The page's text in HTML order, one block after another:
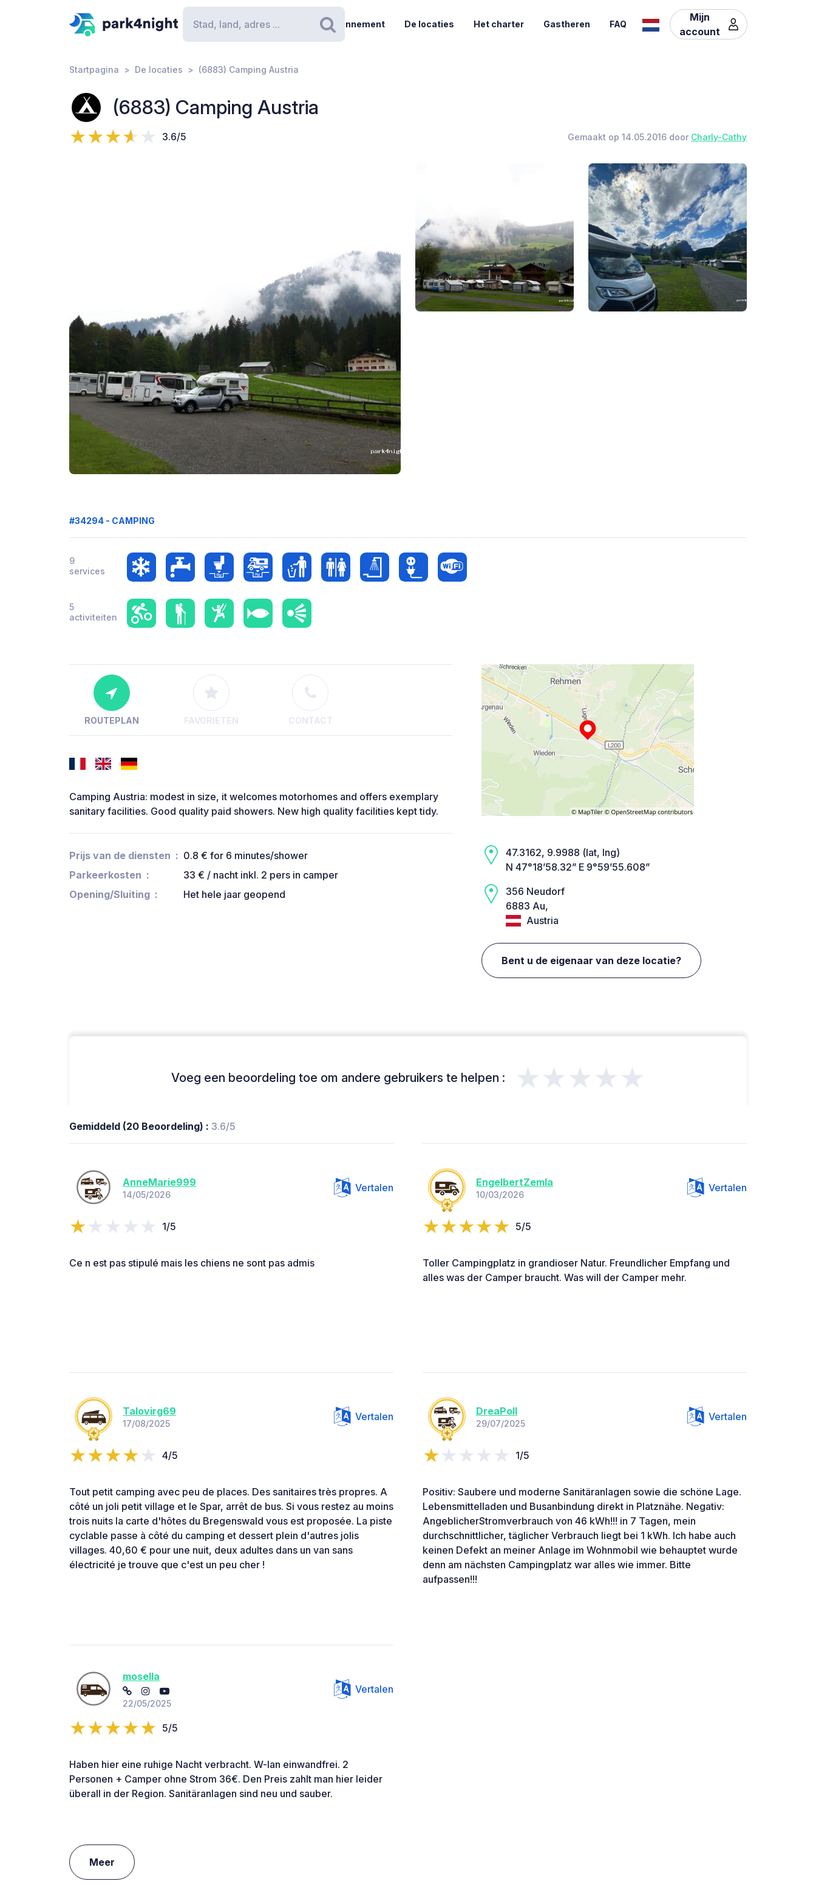
Zoeken
Abonnement De locaties Het charter Gastheren FAQ
Mijn
account
Startpagina De locaties (6883) Camping Austria
(6883) Camping Austria
3.6/5 Gemaakt op 14.05.2016 door Charly-Cathy
#34294 - CAMPING
9
services
5
activiteiten
ROUTEPLAN FAVORIETEN CONTACT
Camping Austria: modest in size, it welcomes motorhomes and offers exemplary
sanitary facilities. Good quality paid showers. New high quality facilities kept tidy.
Prijs van de diensten
0.8 € for 6 minutes/shower
Parkeerkosten
33 € / nacht inkl. 2 pers in camper
Opening/Sluiting
Het hele jaar geopend
47.3162, 9.9988 (lat, lng)
N 47°18’58.32” E 9°59’55.608”
356 Neudorf
6883 Au,
Austria
Bent u de eigenaar van deze locatie?
Voeg een beoordeling toe om andere gebruikers te helpen : ★★★★★
Gemiddeld (20 Beoordeling) : 3.6/5
AnneMarie999
14/05/2026
Vertalen
1/5
Ce n est pas stipulé mais les chiens ne sont pas admis
EngelbertZemla
10/03/2026
Vertalen
5/5
Toller Campingplatz in grandioser Natur. Freundlicher Empfang und
alles was der Camper braucht. Was will der Camper mehr.
Talovirg69
17/08/2025
Vertalen
4/5
Tout petit camping avec peu de places. Des sanitaires très propres. A
côté un joli petit village et le Spar, arrêt de bus. Si vous restez au moins
trois nuits la carte d'hôtes du Bregenswald vous est proposée. La piste
cyclable passe à côté du camping et dessert plein d'autres jolis
villages. 40,60 € pour une nuit, deux adultes dans un van sans
électricité je trouve que c'est un peu cher !
DreaPoll
29/07/2025
Vertalen
1/5
Positiv: Saubere und moderne Sanitäranlagen sowie die schöne Lage.
Lebensmittelladen und Busanbindung direkt in Platznähe. Negativ:
AngeblicherStromverbrauch von 46 kWh!!! in 7 Tagen, mein
durchschnittlicher, täglicher Verbrauch liegt bei 1 kWh. Ich habe auch
keinen Defekt an meiner Anlage im Wohnmobil wie behauptet wurde
denn am nächsten Campingplatz war alles wie immer. Bitte
aufpassen!!!
mosella
22/05/2025
Vertalen
5/5
Haben hier eine ruhige Nacht verbracht. W-lan einwandfrei. 2
Personen + Camper ohne Strom 36€. Den Preis zahlt man hier leider
überall in der Region. Sanitäranlagen sind neu und sauber.
Meer